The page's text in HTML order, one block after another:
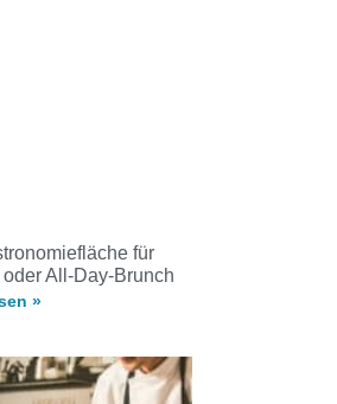
für
All-Day-Brunch
»